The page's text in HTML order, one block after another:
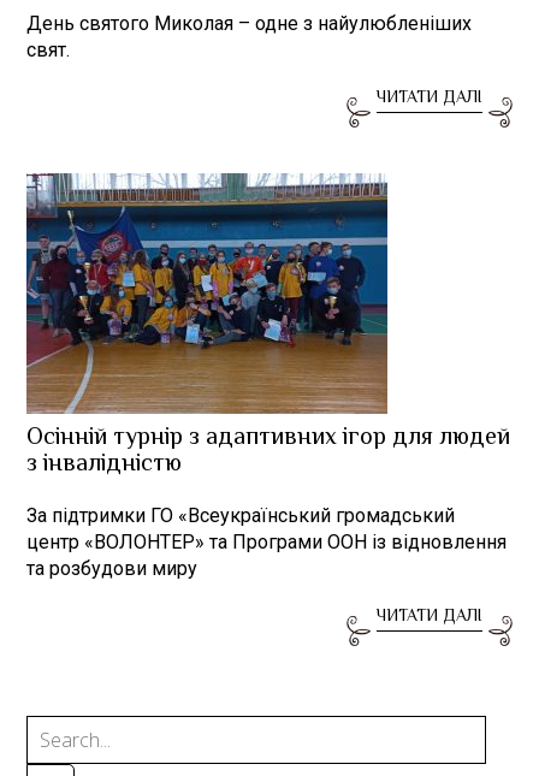
День святого Миколая – одне з найулюбленіших
свят.
ЧИТАТИ ДАЛІ
Осінній турнір з адаптивних ігор для людей
з інвалідністю
За підтримки ГО «Всеукраїнський громадський
центр «ВОЛОНТЕР» та Програми ООН із відновлення
та розбудови миру
ЧИТАТИ ДАЛІ